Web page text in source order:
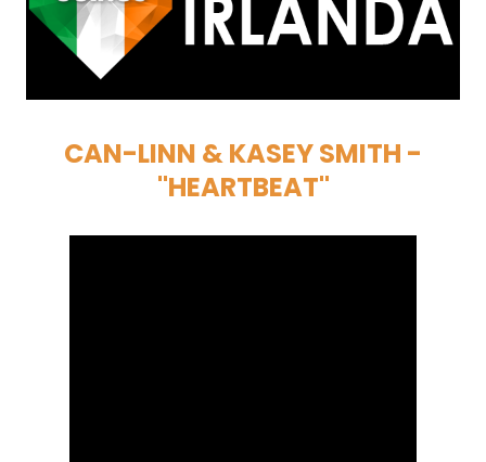
CAN-LINN & KASEY SMITH -
"HEARTBEAT"